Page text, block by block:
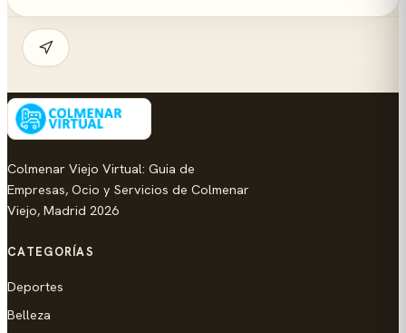
Colmenar Viejo Virtual: Guia de
Empresas, Ocio y Servicios de Colmenar
Viejo, Madrid 2026
CATEGORÍAS
Deportes
Belleza